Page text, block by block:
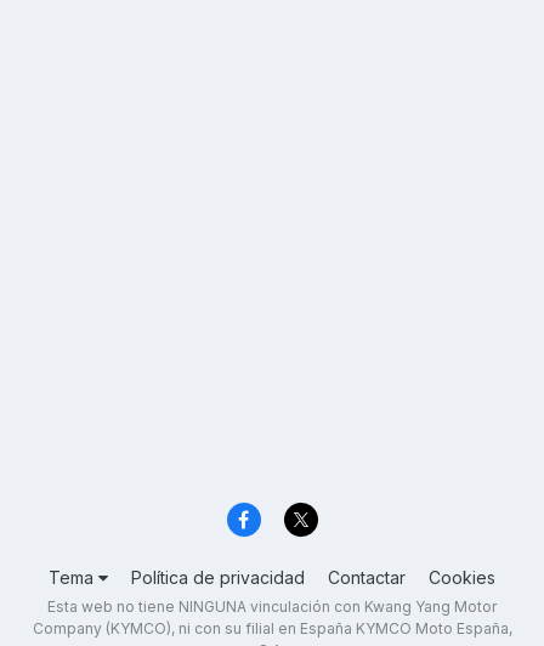
Tema Política de privacidad Contactar Cookies
Esta web no tiene NINGUNA vinculación con Kwang Yang Motor
Company (KYMCO), ni con su filial en España KYMCO Moto España,